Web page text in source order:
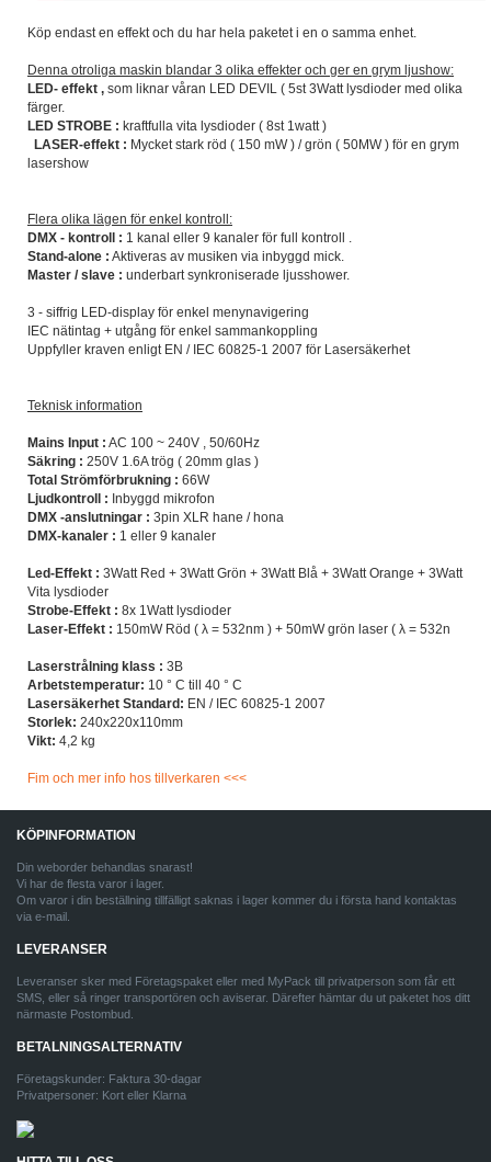
Köp endast en effekt och du har hela paketet i en o samma enhet.
Denna otroliga maskin blandar 3 olika effekter och ger en grym ljushow:
LED- effekt , som liknar våran LED DEVIL ( 5st 3Watt lysdioder med olika
färger.
LED STROBE : kraftfulla vita lysdioder ( 8st 1watt )
LASER-effekt : Mycket stark röd ( 150 mW ) / grön ( 50MW ) för en grym
lasershow
Flera olika lägen för enkel kontroll:
DMX - kontroll : 1 kanal eller 9 kanaler för full kontroll .
Stand-alone : Aktiveras av musiken via inbyggd mick.
Master / slave : underbart synkroniserade ljusshower.
3 - siffrig LED-display för enkel menynavigering
IEC nätintag + utgång för enkel sammankoppling
Uppfyller kraven enligt EN / IEC 60825-1 2007 för Lasersäkerhet
Teknisk information
Mains Input : AC 100 ~ 240V , 50/60Hz
Säkring : 250V 1.6A trög ( 20mm glas )
Total Strömförbrukning : 66W
Ljudkontroll : Inbyggd mikrofon
DMX -anslutningar : 3pin XLR hane / hona
DMX-kanaler : 1 eller 9 kanaler
Led-Effekt : 3Watt Red + 3Watt Grön + 3Watt Blå + 3Watt Orange + 3Watt
Vita lysdioder
Strobe-Effekt : 8x 1Watt lysdioder
Laser-Effekt : 150mW Röd ( λ = 532nm ) + 50mW grön laser ( λ = 532n
Laserstrålning klass : 3B
Arbetstemperatur: 10 ° C till 40 ° C
Lasersäkerhet Standard: EN / IEC 60825-1 2007
Storlek: 240x220x110mm
Vikt: 4,2 kg
Fim och mer info hos tillverkaren <<<
KÖPINFORMATION
Din weborder behandlas snarast!
Vi har de flesta varor i lager.
Om varor i din beställning tillfälligt saknas i lager kommer du i första hand kontaktas
via e-mail.
LEVERANSER
Leveranser sker med Företagspaket eller med MyPack till privatperson som får ett
SMS, eller så ringer transportören och aviserar. Därefter hämtar du ut paketet hos ditt
närmaste Postombud.
BETALNINGSALTERNATIV
Företagskunder: Faktura 30-dagar
Privatpersoner: Kort eller Klarna